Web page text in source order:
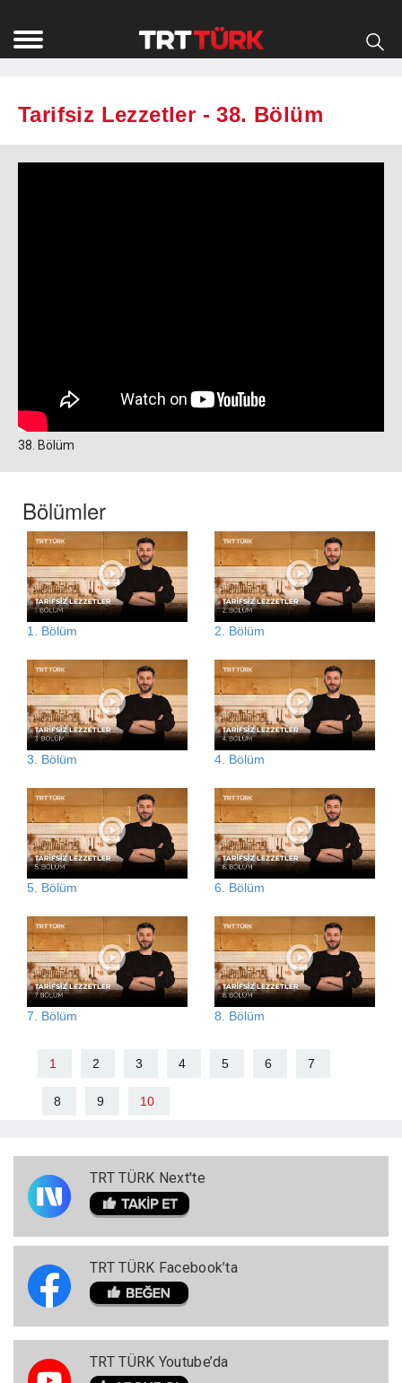
Tarifsiz Lezzetler - 38. Bölüm
38. Bölüm
Bölümler
1. Bölüm 2. Bölüm
3. Bölüm 4. Bölüm
5. Bölüm 6. Bölüm
7. Bölüm 8. Bölüm
1 2 3 4 5 6 7
8 9 10
TRT TÜRK Next'te
TRT TÜRK Facebook’ta
TRT TÜRK Youtube’da